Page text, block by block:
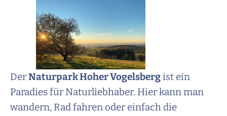
DerNaturpark Hoher Vogelsbergist ein
Paradies für Naturliebhaber. Hier kann man
wandern, Rad fahren oder einfach die